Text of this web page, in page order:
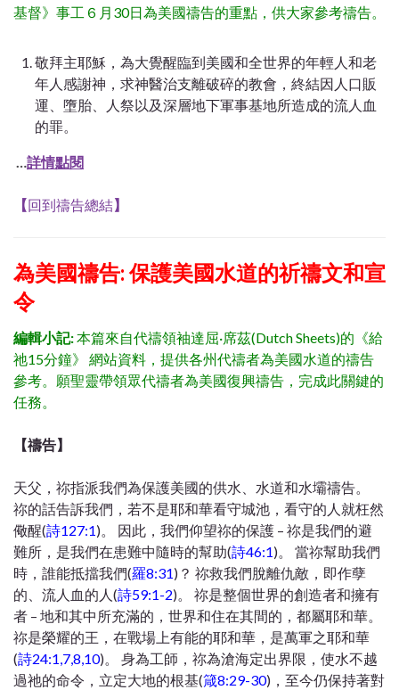
基督》事工６月30日為美國禱告的重點，供大家參考禱告。
敬拜主耶穌，為大覺醒臨到美國和全世界的年輕人和老
年人感謝神，求神醫治支離破碎的教會，終結因人口販
運、墮胎、人祭以及深層地下軍事基地所造成的流人血
的罪。
詳情點閱
【回到禱告總結】
為美國禱告: 保護美國水道的祈禱文和宣
令
編輯小記:本篇來自代禱領袖達屈·席茲(Dutch Sheets)的《給
祂15分鐘》 網站資料，提供各州代禱者為美國水道的禱告
參考。願聖靈帶領眾代禱者為美國復興禱告，完成此關鍵的
任務。
【禱告】
天父，祢指派我們為保護美國的供水、水道和水壩禱告。
祢的話告訴我們，若不是耶和華看守城池，看守的人就枉然
儆醒(詩127:1)。 因此，我們仰望祢的保護 – 祢是我們的避
難所，是我們在患難中隨時的幫助(詩46:1)。 當祢幫助我們
時，誰能抵擋我們(羅8:31)？ 祢救我們脫離仇敵，即作孽
的、流人血的人(詩59:1-2)。 祢是整個世界的創造者和擁有
者 – 地和其中所充滿的，世界和住在其間的，都屬耶和華。
祢是榮耀的王，在戰場上有能的耶和華，是萬軍之耶和華
(詩24:1,7,8,10)。 身為工師，祢為滄海定出界限，使水不越
過祂的命令，立定大地的根基(箴8:29-30)，至今仍保持著對